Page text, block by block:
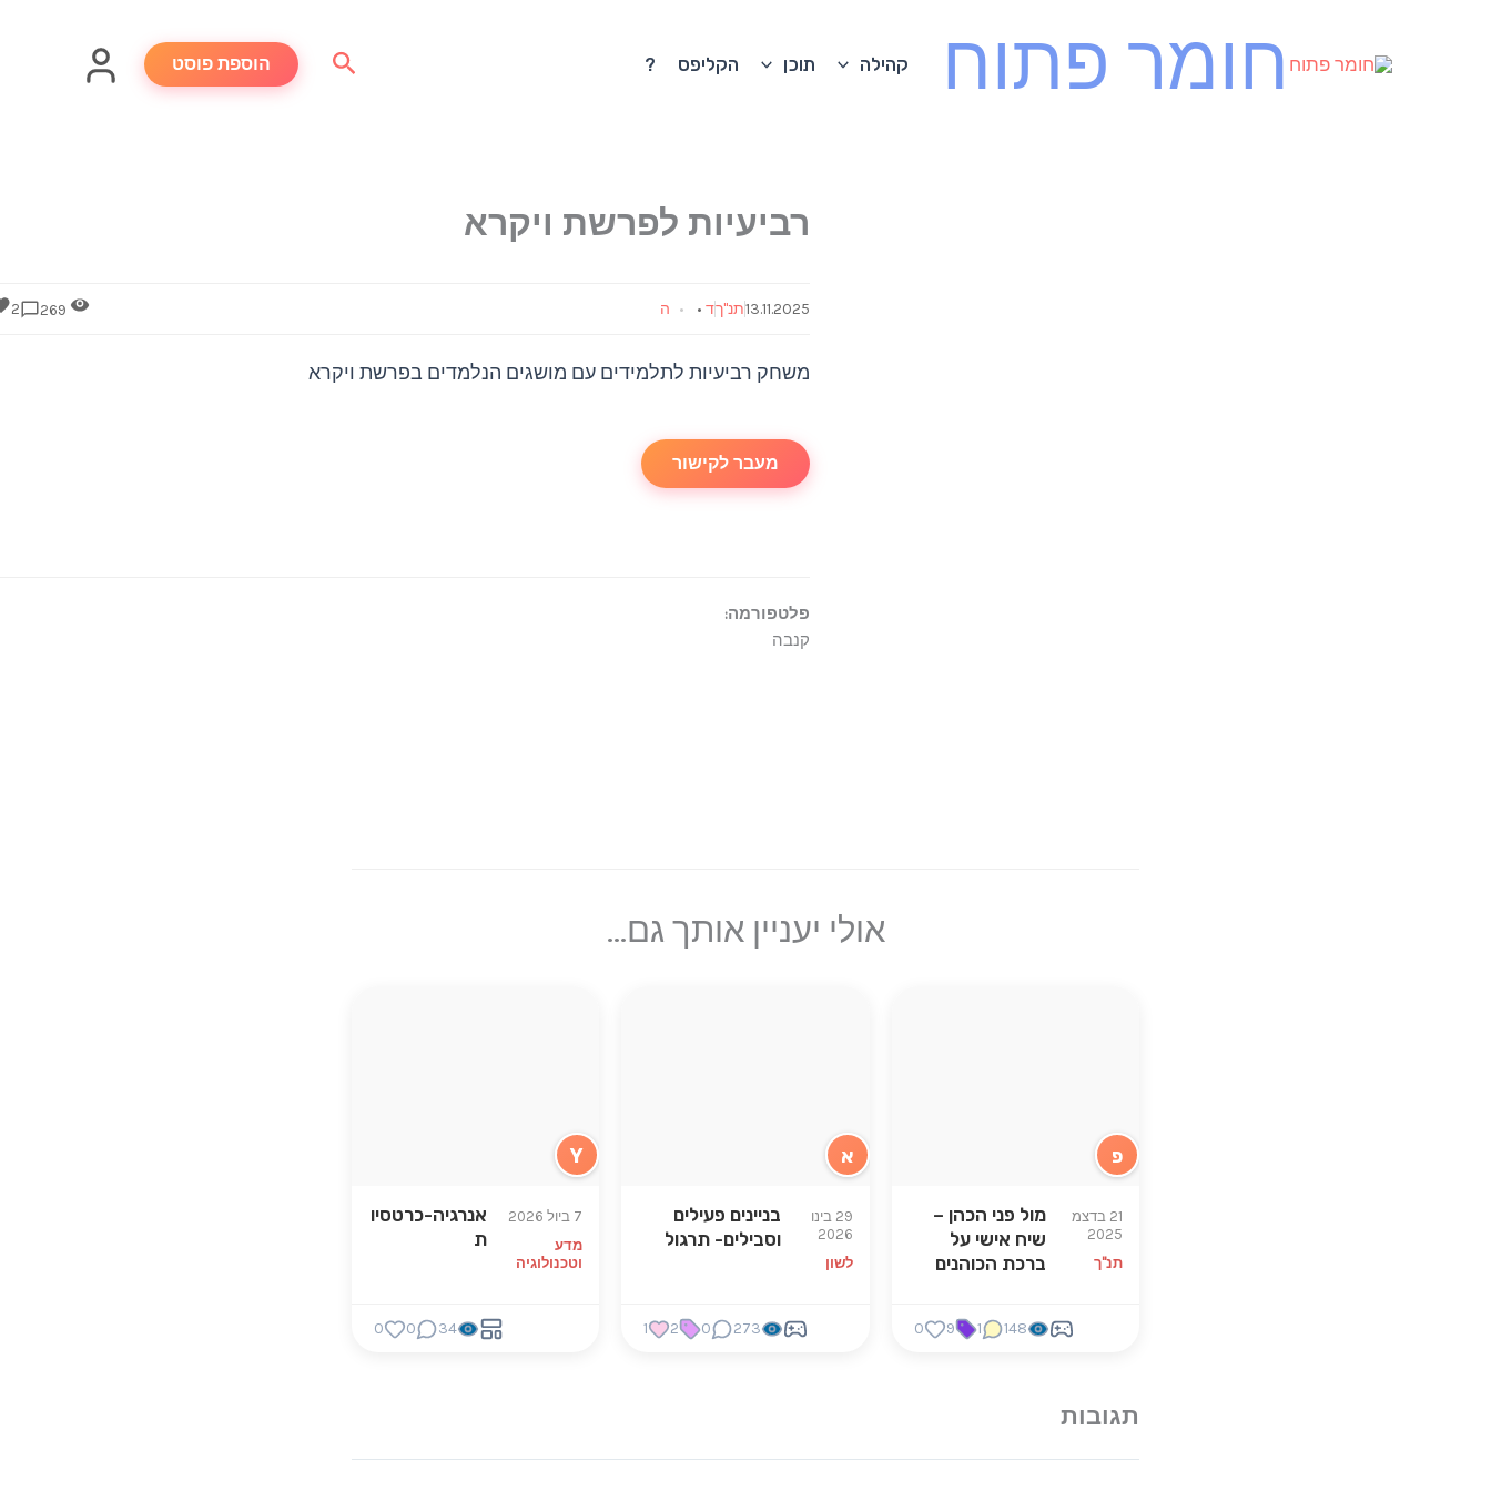
חומר פתוח קהילה תוכן הקליפס ? חיפוש הוספת פוסט
רביעיות לפרשת ויקרא
13.11.2025תנ"ךד • ה 2
משחק רביעיות לתלמידים עם מושגים הנלמדים בפרשת ויקרא
מעבר לקישור
פלטפורמה:
קנבה
אולי יעניין אותך גם...
פ
21 בדצמ
2025
תנ"ך
מול פני הכהן –
שיח אישי על
ברכת הכוהנים
148
1
9
0
א
29 בינו
2026
לשון
בניינים פעילים
וסבילים- תרגול
273
0
2
1
Y
7 ביול 2026
מדע
וטכנולוגיה
אנרגיה-כרטסיו
ת
34
0
0